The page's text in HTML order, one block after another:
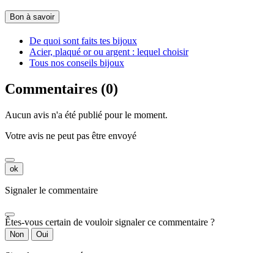
Bon à savoir
De quoi sont faits tes bijoux
Acier, plaqué or ou argent : lequel choisir
Tous nos conseils bijoux
Commentaires (0)
Aucun avis n'a été publié pour le moment.
Votre avis ne peut pas être envoyé
ok
Signaler le commentaire
Êtes-vous certain de vouloir signaler ce commentaire ?
Non Oui